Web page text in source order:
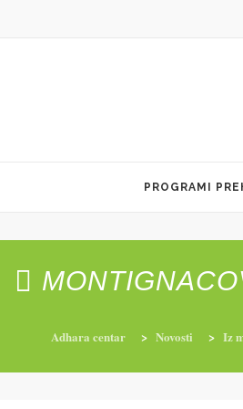
PROGRAMI
Adhara centar > Novosti > Iz